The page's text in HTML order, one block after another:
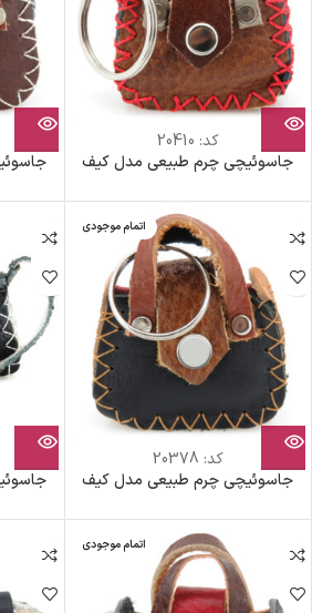
کد: 20410
جاسوئیچی چرم طبیعی مدل کیف
اتمام موجودی
کد: 20378
جاسوئیچی چرم طبیعی مدل کیف
اتمام موجودی